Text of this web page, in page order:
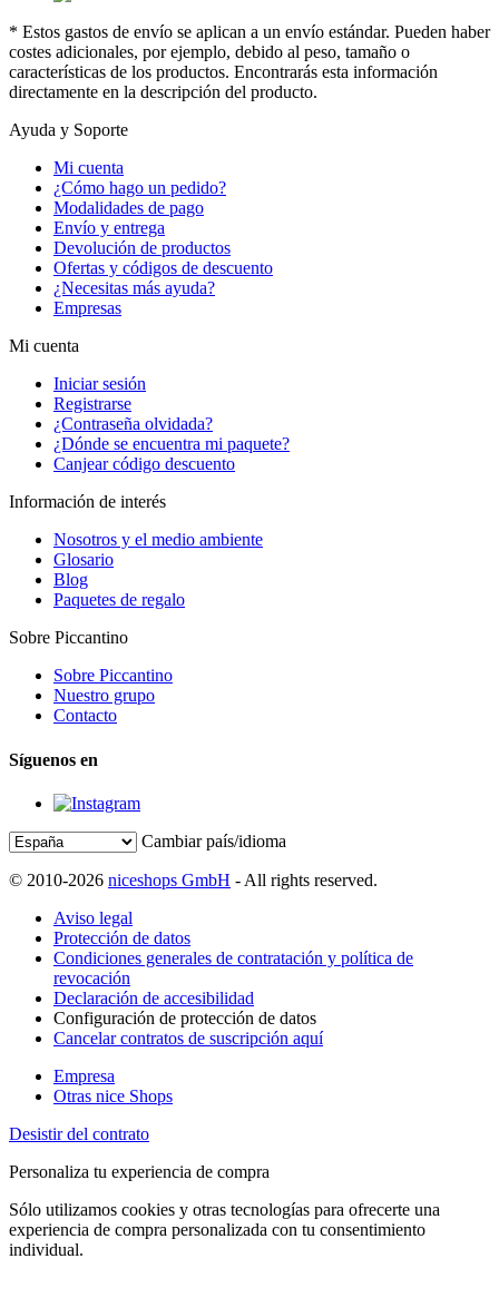
* Estos gastos de envío se aplican a un envío estándar. Pueden haber
costes adicionales, por ejemplo, debido al peso, tamaño o
características de los productos. Encontrarás esta información
directamente en la descripción del producto.
Ayuda y Soporte
Mi cuenta
¿Cómo hago un pedido?
Modalidades de pago
Envío y entrega
Devolución de productos
Ofertas y códigos de descuento
¿Necesitas más ayuda?
Empresas
Mi cuenta
Iniciar sesión
Registrarse
¿Contraseña olvidada?
¿Dónde se encuentra mi paquete?
Canjear código descuento
Información de interés
Nosotros y el medio ambiente
Glosario
Blog
Paquetes de regalo
Sobre Piccantino
Sobre Piccantino
Nuestro grupo
Contacto
Síguenos en
Cambiar país/idioma
© 2010-2026 niceshops GmbH - All rights reserved.
Aviso legal
Protección de datos
Condiciones generales de contratación y política de
revocación
Declaración de accesibilidad
Configuración de protección de datos
Cancelar contratos de suscripción aquí
Empresa
Otras nice Shops
Desistir del contrato
Personaliza tu experiencia de compra
Sólo utilizamos cookies y otras tecnologías para ofrecerte una
experiencia de compra personalizada con tu consentimiento
individual.